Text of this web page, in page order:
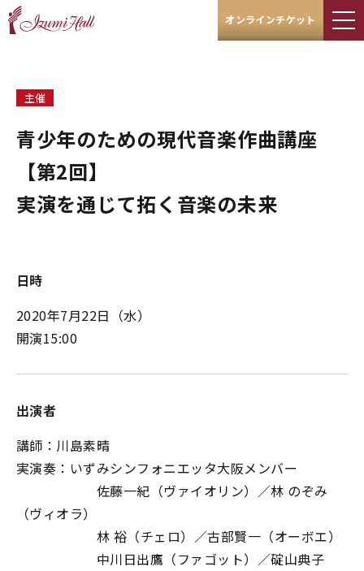
オンラインチケット
主催
青少年のための現代音楽作曲講座
【第2回】
実演を通じて拓く音楽の未来
日時
2020年7月22日（水）
開演15:00
出演者
講師：川島素晴
実演奏：いずみシンフォニエッタ大阪メンバー
佐藤一紀（ヴァイオリン）／林 のぞみ
（ヴィオラ）
林 裕（チェロ）／古部賢一（オーボエ）
中川日出鷹（ファゴット）／碇山典子